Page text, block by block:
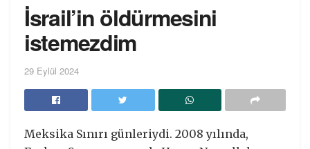
İsrail’in öldürmesini
istemezdim
29 Eylül 2024
Meksika Sınırı günleriydi. 2008 yılında,